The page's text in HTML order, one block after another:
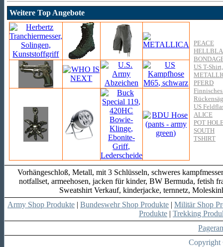
Weitere Top Angebote
PEACE
US T-
PFERD
US
ALICE
POT
SOUTH
TSHIRT
Vorhängeschloß, Metall, mit 3 Schlüsseln, schweres
notfallset, armeehosen, jacken für kinder, BW Bermuda, fetish
Sweatshirt Verkauf, kinderjacke, ternnetz,
Army Shop Produkte | Bundeswehr Shop Produkte | Militär Shop
Produkte | Trekking